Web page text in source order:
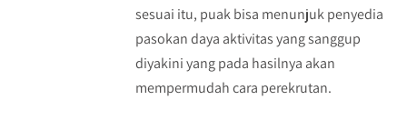
sesuai itu, puak bisa menunjuk penyedia
pasokan daya aktivitas yang sanggup
diyakini yang pada hasilnya akan
mempermudah cara perekrutan.